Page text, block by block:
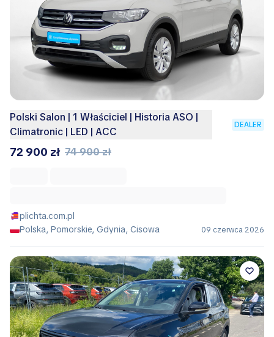
Polski Salon | 1 Właściciel | Historia ASO |
Climatronic | LED | ACC
DEALER
72 900 zł 74 900 zł
plichta.com.pl
Polska, Pomorskie, Gdynia, Cisowa
09 czerwca 2026